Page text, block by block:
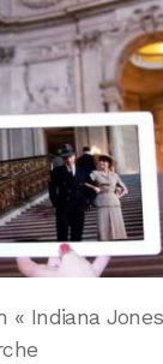
« Indiana